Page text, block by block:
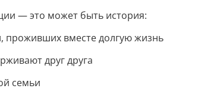
— это может быть история:
вместе долгую жизнь
друг друга
семьи